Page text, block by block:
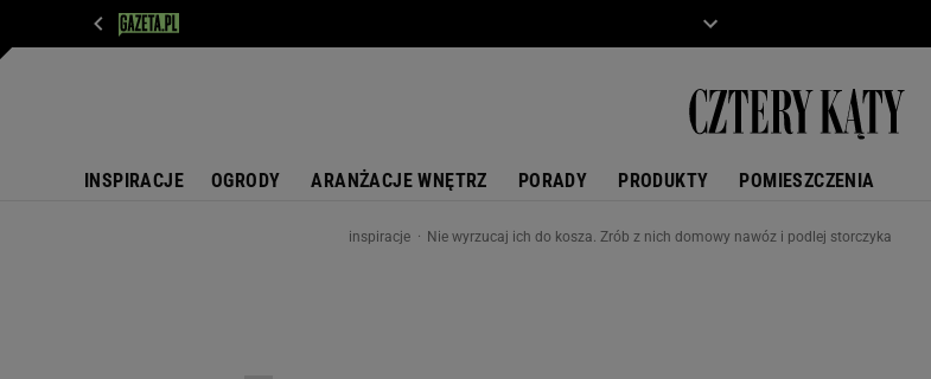
INSPIRACJE OGRODY ARANŻACJE WNĘTRZ PORADY PRODUKTY POMIESZCZENIA
inspiracje Nie wyrzucaj ich do kosza. Zrób z nich domowy nawóz i podlej storczyka